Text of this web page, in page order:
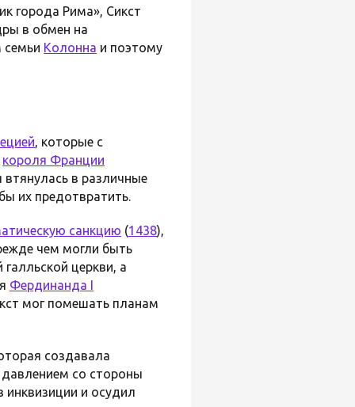
города Рима», Сикст
в обмен на
семьи Колонна и поэтому
, которые с
короля Франции
в различные
их предотвратить.
санкцию (1438),
чем могли быть
церкви, а
Фердинанда I
мог помешать планам
создавала
давлением со стороны
инквизиции и осудил